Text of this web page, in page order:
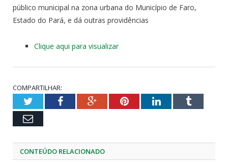
público municipal na zona urbana do Município de Faro,
Estado do Pará, e dá outras providências
Clique aqui para visualizar
COMPARTILHAR:
TwitterFacebookGoogle+PinterestLinkedInTumblr
Email
CONTEÚDO RELACIONADO